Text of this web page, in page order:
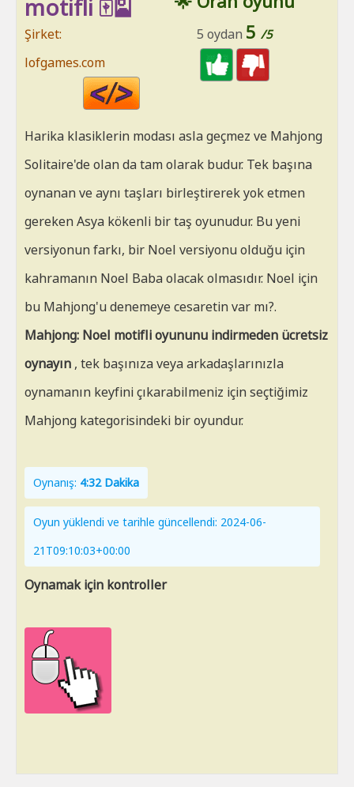
5 oydan 5 /5
motifli 🀄🎴
Şirket:
lofgames.com
HTML
Harika klasiklerin modası asla geçmez ve Mahjong
Solitaire'de olan da tam olarak budur. Tek başına
oynanan ve aynı taşları birleştirerek yok etmen
gereken Asya kökenli bir taş oyunudur. Bu yeni
versiyonun farkı, bir Noel versiyonu olduğu için
kahramanın Noel Baba olacak olmasıdır. Noel için
bu Mahjong'u denemeye cesaretin var mı?.
Mahjong: Noel motifli oyununu indirmeden ücretsiz
oynayın , tek başınıza veya arkadaşlarınızla
oynamanın keyfini çıkarabilmeniz için seçtiğimiz
Mahjong kategorisindeki bir oyundur.
Oynanış: 4:32 Dakika
Oyun yüklendi ve tarihle güncellendi: 2024-06-
21T09:10:03+00:00
Oynamak için kontroller